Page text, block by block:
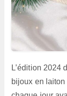
L’édition 2024
bijoux en